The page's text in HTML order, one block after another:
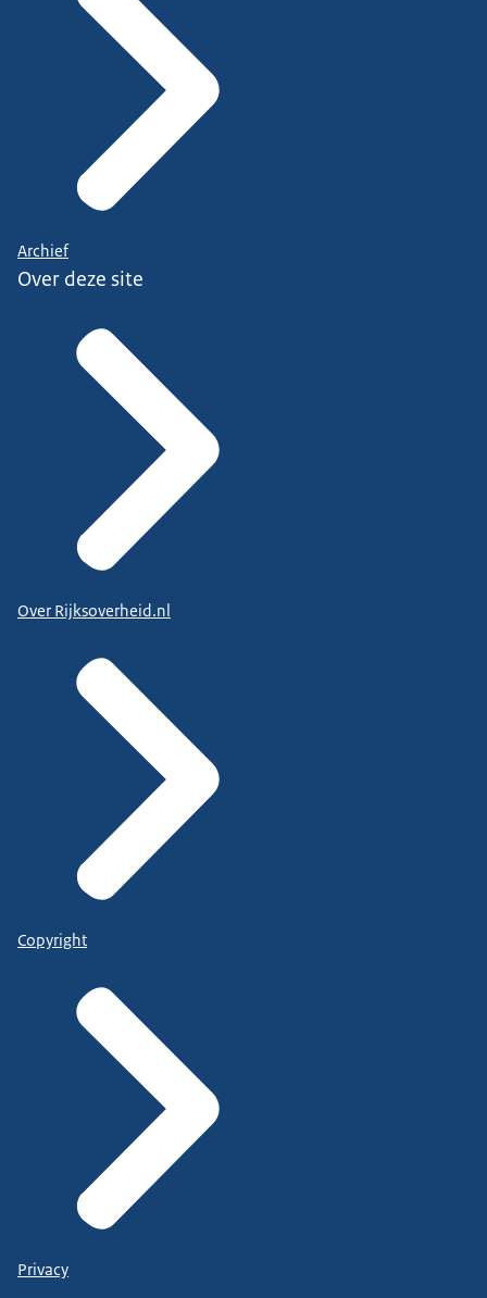
Archief
Over deze site
Over Rijksoverheid.nl
Copyright
Privacy